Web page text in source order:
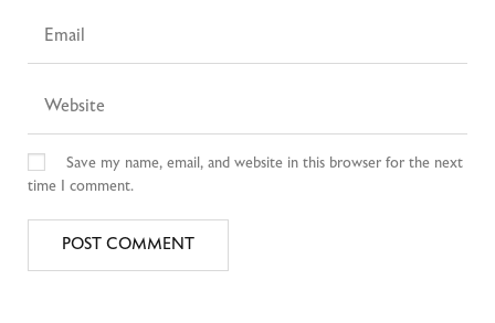
Save my name, email, and website in this browser for the next
time I comment.